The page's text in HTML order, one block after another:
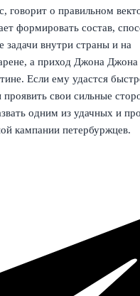
говорит о правильном
формировать состав,
задачи внутри страны и на
а приход Джона
Если ему удастся
проявить свои сильные
одним из удачных и
кампании петербуржцев.